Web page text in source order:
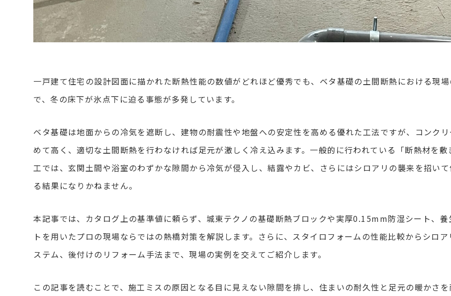
一戸建て住宅の設計図面に描かれた断熱性能の数値がどれほど優秀でも、ベタ基礎の土間断熱における現
で、冬の床下が氷点下に迫る事態が多発しています。
ベタ基礎は地面からの冷気を遮断し、建物の耐震性や地盤への安定性を高める優れた工法ですが、コンク
めて高く、適切な土間断熱を行わなければ足元が激しく冷え込みます。一般的に行われている「断熱材を
工では、玄関土間や浴室のわずかな隙間から冷気が侵入し、結露やカビ、さらにはシロアリの襲来を招い
る結果になりかねません。
本記事では、カタログ上の基準値に頼らず、城東テクノの基礎断熱ブロックや実厚0.15mm防湿シート、養
トを用いたプロの現場ならではの熱橋対策を解説します。さらに、スタイロフォームの性能比較からシロ
ステム、後付けのリフォーム手法まで、現場の実例を交えてご紹介します。
この記事を読むことで、施工ミスの原因となる目に見えない隙間を排し、住まいの耐久性と足元の暖かさ